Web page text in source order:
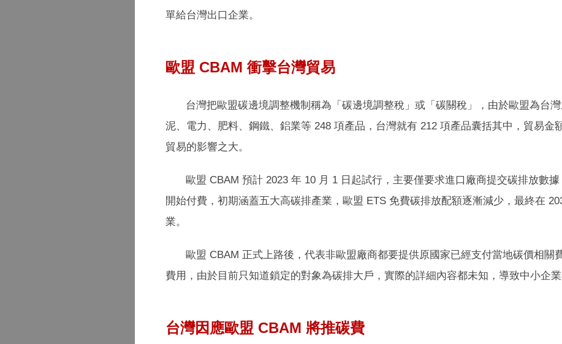
單給台灣出口企業。
歐盟 CBAM 衝擊台灣貿易
台灣把歐盟碳邊境調整機制稱為「碳邊境調整稅」或「碳關稅」，由於歐盟為台
泥、電力、肥料、鋼鐵、鋁業等 248 項產品，台灣就有 212 項產品囊括其中，貿易
貿易的影響之大。
歐盟 CBAM 預計 2023 年 10 月 1 日起試行，主要僅要求進口廠商提交碳排放數
開始付費，初期涵蓋五大高碳排產業，歐盟 ETS 免費碳排放配額逐漸減少，最終在
業。
歐盟 CBAM 正式上路後，代表非歐盟廠商都要提供原國家已經支付當地碳價相
費用，由於目前只知道鎖定的對象為碳排大戶，實際的詳細內容都未知，導致中小企業
台灣因應歐盟 CBAM 將推碳費